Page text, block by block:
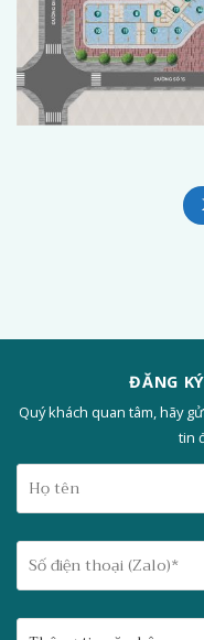
ĐĂNG
Quý khách quan tâm, hãy
tin